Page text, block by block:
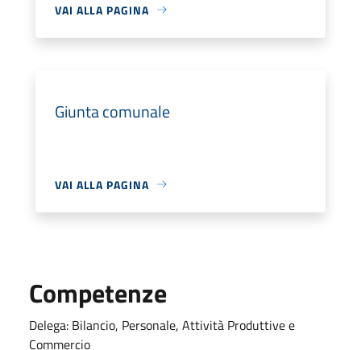
VAI ALLA PAGINA
Giunta comunale
VAI ALLA PAGINA
Competenze
Delega: Bilancio, Personale, Attività Produttive e
Commercio